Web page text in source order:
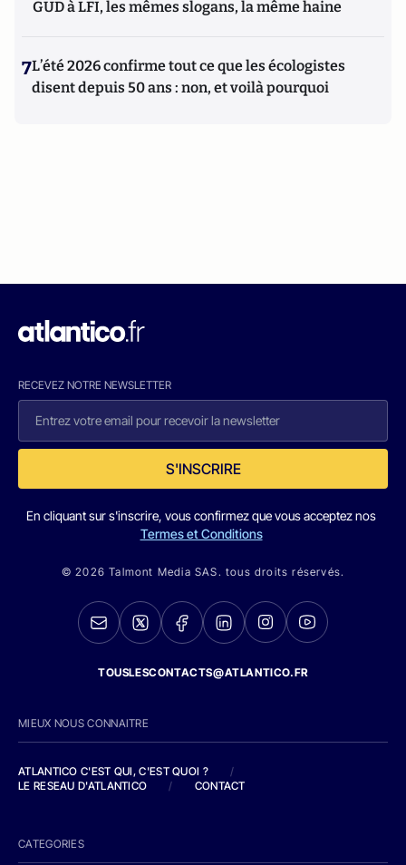
GUD à LFI, les mêmes slogans, la même haine
7L’été 2026 confirme tout ce que les écologistes
disent depuis 50 ans : non, et voilà pourquoi
RECEVEZ NOTRE NEWSLETTER
S'INSCRIRE
En cliquant sur s'inscrire, vous confirmez que vous acceptez nos
Termes et Conditions
© 2026 Talmont Media SAS. tous droits réservés.
TOUSLESCONTACTS@ATLANTICO.FR
MIEUX NOUS CONNAITRE
ATLANTICO C'EST QUI, C'EST QUOI ?
/
LE RESEAU D'ATLANTICO
/ CONTACT
CATEGORIES